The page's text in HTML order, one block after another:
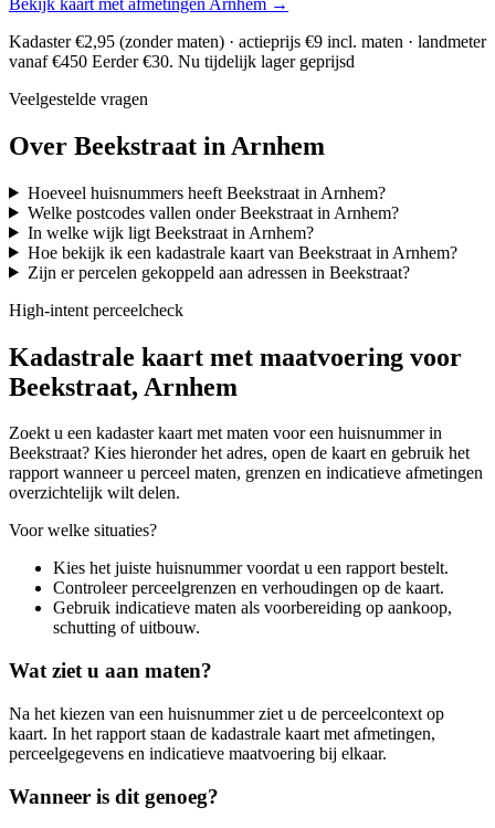
Kadaster €2,95 (zonder maten) · actieprijs €9 incl. maten · landmeter
vanaf €450 Eerder €30. Nu tijdelijk lager geprijsd
Veelgestelde vragen
Over Beekstraat in Arnhem
Hoeveel huisnummers heeft Beekstraat in Arnhem?
Welke postcodes vallen onder Beekstraat in Arnhem?
In welke wijk ligt Beekstraat in Arnhem?
Hoe bekijk ik een kadastrale kaart van Beekstraat in Arnhem?
Zijn er percelen gekoppeld aan adressen in Beekstraat?
High-intent perceelcheck
Kadastrale kaart met maatvoering voor
Beekstraat, Arnhem
Zoekt u een kadaster kaart met maten voor een huisnummer in
Beekstraat? Kies hieronder het adres, open de kaart en gebruik het
rapport wanneer u perceel maten, grenzen en indicatieve afmetingen
overzichtelijk wilt delen.
Voor welke situaties?
Kies het juiste huisnummer voordat u een rapport bestelt.
Controleer perceelgrenzen en verhoudingen op de kaart.
Gebruik indicatieve maten als voorbereiding op aankoop,
schutting of uitbouw.
Wat ziet u aan maten?
Na het kiezen van een huisnummer ziet u de perceelcontext op
kaart. In het rapport staan de kadastrale kaart met afmetingen,
perceelgegevens en indicatieve maatvoering bij elkaar.
Wanneer is dit genoeg?